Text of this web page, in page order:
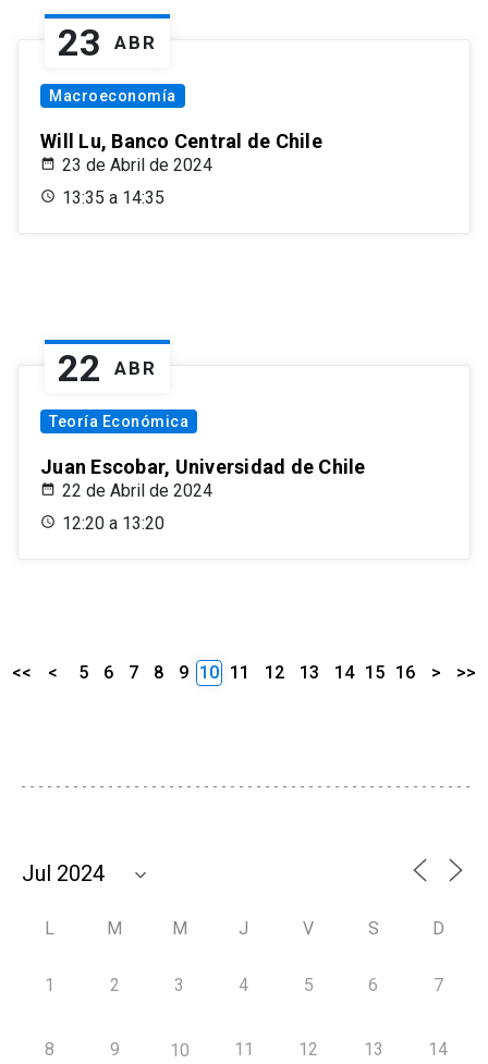
23 ABR
Macroeconomía
Will Lu, Banco Central de Chile
23 de Abril de 2024
13:35 a 14:35
22 ABR
Teoría Económica
Juan Escobar, Universidad de Chile
22 de Abril de 2024
12:20 a 13:20
<< < 5 6 7 8 9 10 11 12 13 14 15 16 > >>
L M M J V S D
1 2 3 4 5 6 7
8 9 10 11 12 13 14